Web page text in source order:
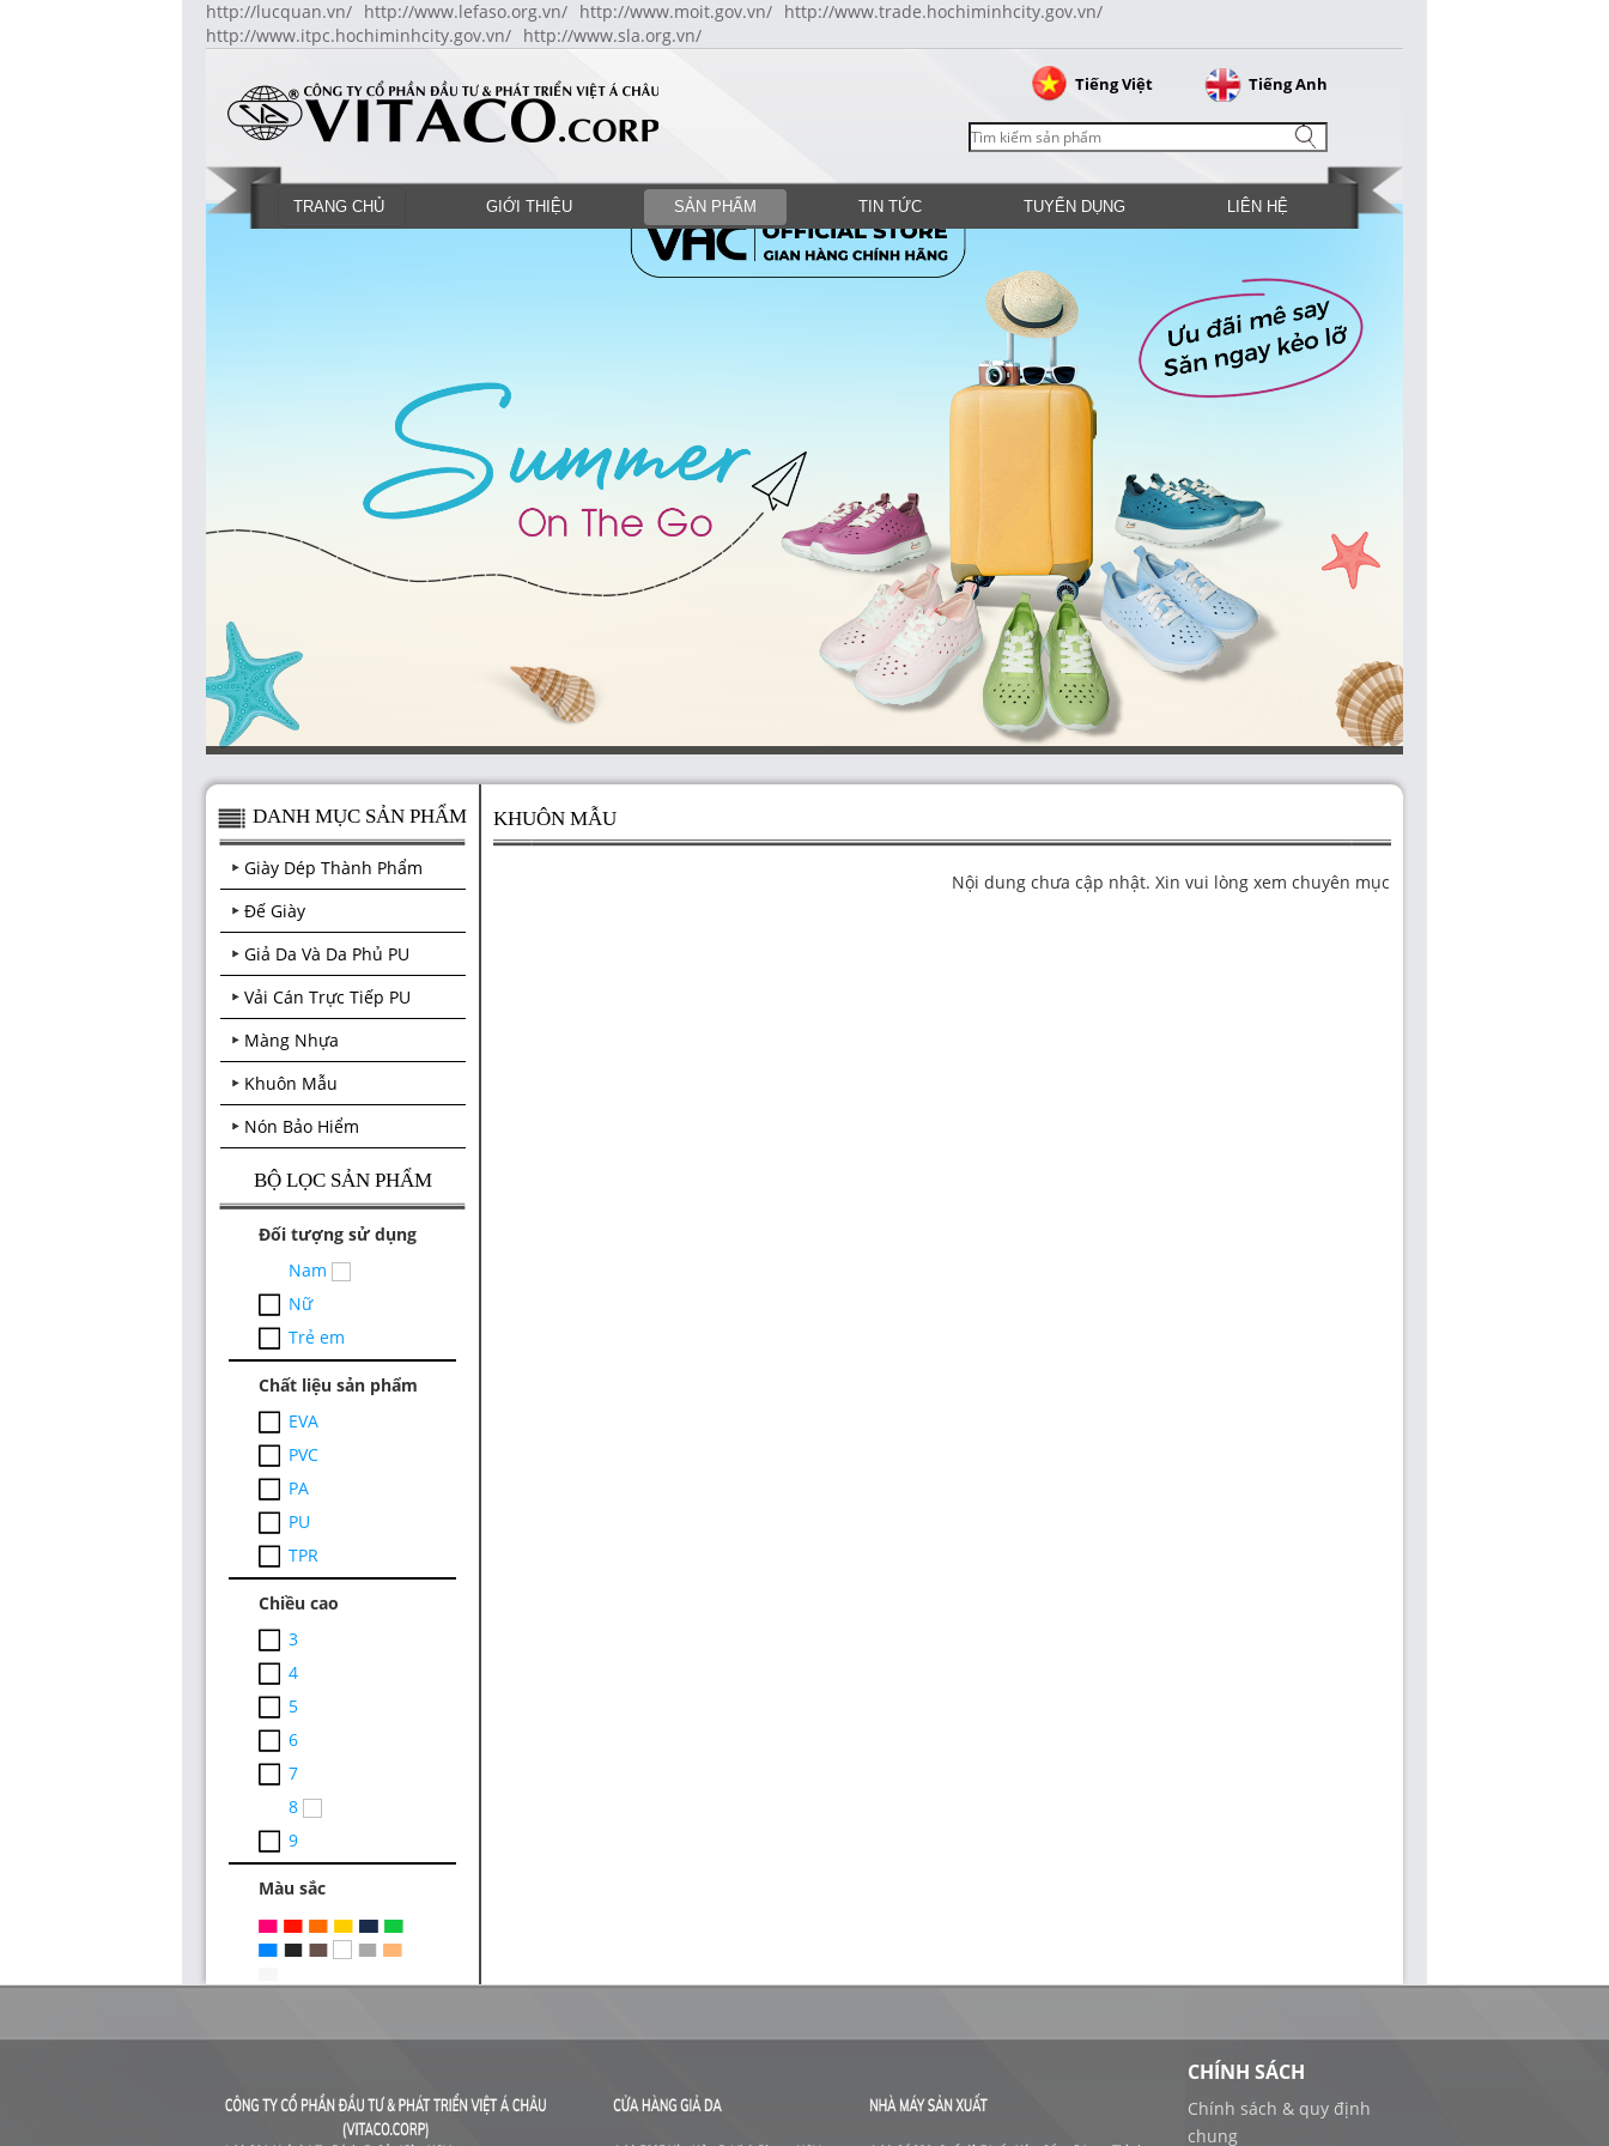
http://lucquan.vn/ http://www.lefaso.org.vn/ http://www.moit.gov.vn/ http://www.trade.hochiminhcity.gov.vn/
http://www.itpc.hochiminhcity.gov.vn/ http://www.sla.org.vn/
Tiếng Việt Tiếng Anh
TRANG CHỦ GIỚI THIỆU SẢN PHẨM TIN TỨC TUYỂN DỤNG LIÊN HỆ
DANH MỤC SẢN PHẨM
Giày Dép Thành Phẩm
Đế Giày
Giả Da Và Da Phủ PU
Vải Cán Trực Tiếp PU
Màng Nhựa
Khuôn Mẫu
Nón Bảo Hiểm
BỘ LỌC SẢN PHẨM
Đối tượng sử dụng
Nam
Nữ
Trẻ em
Chất liệu sản phẩm
EVA
PVC
PA
PU
TPR
Chiều cao
3
4
5
6
7
8
9
Màu sắc
KHUÔN MẪU
Nội dung chưa cập nhật. Xin vui lòng xem chuyên mục khác.
CHÍNH SÁCH
Chính sách & quy định
chung